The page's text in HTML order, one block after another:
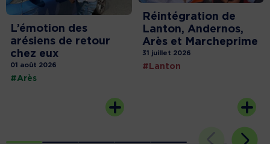
L’émotion des
arésiens de retour
chez eux
01 août 2026
#Arès
Réintégration de
Lanton, Andernos,
Arès et Marcheprime
31 juillet 2026
#Lanton